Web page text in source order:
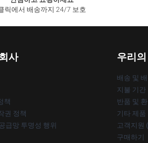
릭에서 배송까지 24/7 보호
사
책
권 정책
급망 투명성 행위
우리
배송 및
지불 기간
반품 및
기타 제품
고객지원
구매하기